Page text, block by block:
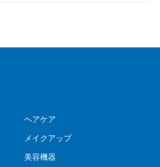
ヘアケア
メイクアップ
美容機器